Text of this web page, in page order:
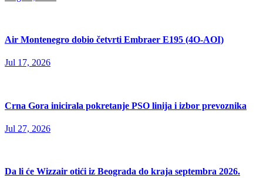
Air Montenegro dobio četvrti Embraer E195 (4O-AOI)
Jul 17, 2026
Crna Gora inicirala pokretanje PSO linija i izbor prevoznika
Jul 27, 2026
Da li će Wizzair otići iz Beograda do kraja septembra 2026.